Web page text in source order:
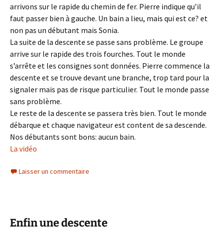
arrivons sur le rapide du chemin de fer. Pierre indique qu’il
faut passer bien à gauche. Un bain a lieu, mais qui est ce? et
non pas un débutant mais Sonia.
La suite de la descente se passe sans problème. Le groupe
arrive sur le rapide des trois fourches. Tout le monde
s’arrête et les consignes sont données. Pierre commence la
descente et se trouve devant une branche, trop tard pour la
signaler mais pas de risque particulier. Tout le monde passe
sans problème.
Le reste de la descente se passera très bien. Tout le monde
débarque et chaque navigateur est content de sa descende.
Nos débutants sont bons: aucun bain.
La vidéo
Laisser un commentaire
Enfin une descente